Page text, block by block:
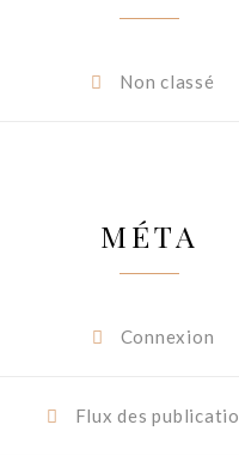
Non classé
MÉTA
Connexion
Flux des